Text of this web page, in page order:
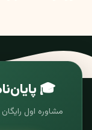
🎓
مشاوره اول